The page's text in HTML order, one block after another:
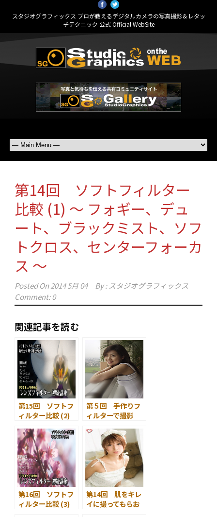
スタジオグラフィックス プロが教えるデジタルカメラの写真撮影＆レタッ
チテクニック 公式 Official WebSite
第14回 ソフトフィルター
比較 (1) ～ フォギー、デュ
ート、ブラックミスト、ソフ
トクロス、センターフォーカ
ス ～
Posted On2014 5月 04 By : スタジオグラフィックス
Comment: 0
関連記事を読む
第15回 ソフトフ
ィルター比較 (2)
ックミスト、デュ
ートの使いわけ ～
第５回 手作りフ
ィルターで撮影
ターフォーカス
第16回 ソフトフ
ィルター比較 (3)
第14回 肌をキレ
イに撮ってもらお